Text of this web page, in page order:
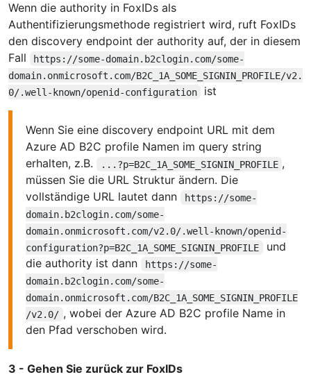
Wenn die authority in FoxIDs als
Authentifizierungsmethode registriert wird, ruft FoxIDs
den discovery endpoint der authority auf, der in diesem
Fall
https://some-domain.b2clogin.com/some-
domain.onmicrosoft.com/B2C_1A_SOME_SIGNIN_PROFILE/v2.
0/.well-known/openid-configuration
ist
Wenn Sie eine discovery endpoint URL mit dem
Azure AD B2C profile Namen im query string
erhalten, z.B.
...?p=B2C_1A_SOME_SIGNIN_PROFILE ,
müssen Sie die URL Struktur ändern. Die
vollständige URL lautet dann
https://some-
domain.b2clogin.com/some-
domain.onmicrosoft.com/v2.0/.well-known/openid-
configuration?p=B2C_1A_SOME_SIGNIN_PROFILE
und
die authority ist dann
https://some-
domain.b2clogin.com/some-
domain.onmicrosoft.com/B2C_1A_SOME_SIGNIN_PROFILE
/v2.0/ , wobei der Azure AD B2C profile Name in
den Pfad verschoben wird.
3 - Gehen Sie zurück zur FoxIDs